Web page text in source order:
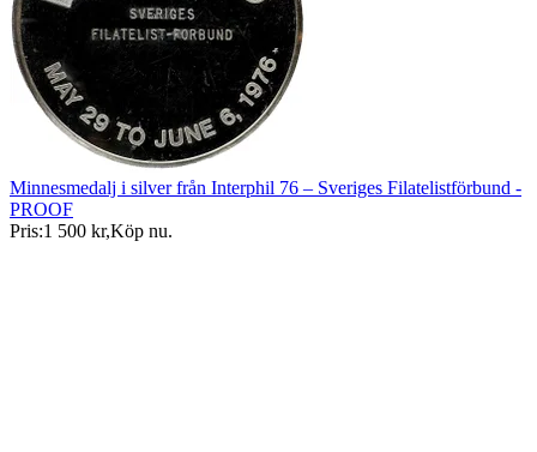
Minnesmedalj i silver från Interphil 76 – Sveriges Filatelistförbund -
PROOF
Pris:1 500 kr,Köp nu.